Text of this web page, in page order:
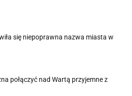
się niepoprawna nazwa miasta w
połączyć nad Wartą przyjemne z